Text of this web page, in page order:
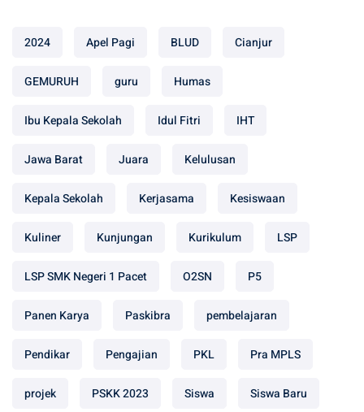
2024 Apel Pagi BLUD Cianjur
GEMURUH guru Humas
Ibu Kepala Sekolah Idul Fitri IHT
Jawa Barat Juara Kelulusan
Kepala Sekolah Kerjasama Kesiswaan
Kuliner Kunjungan Kurikulum LSP
LSP SMK Negeri 1 Pacet O2SN P5
Panen Karya Paskibra pembelajaran
Pendikar Pengajian PKL Pra MPLS
projek PSKK 2023 Siswa Siswa Baru